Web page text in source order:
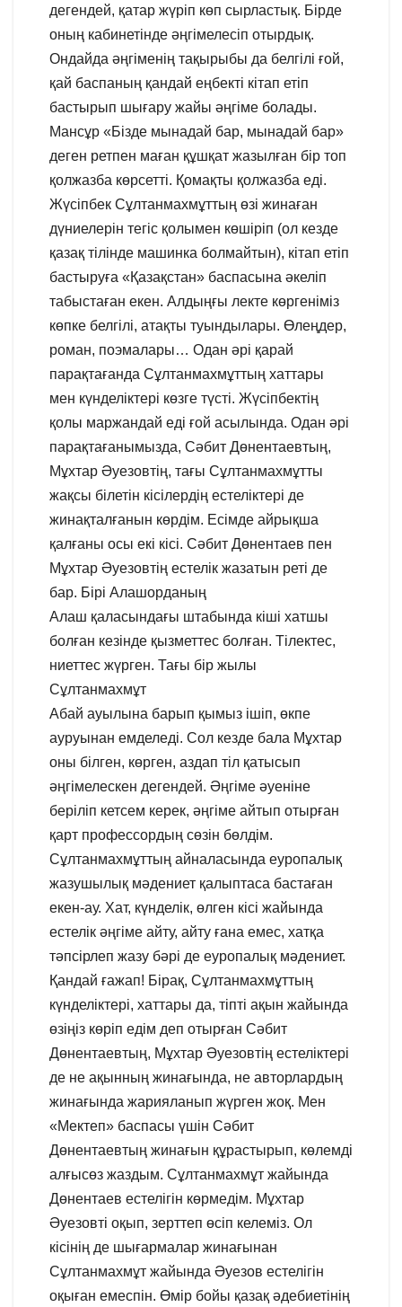
дегендей, қатар жүріп көп сырластық. Бірде
оның кабинетінде әңгімелесіп отырдық.
Ондайда әңгіменің тақырыбы да белгілі ғой,
қай баспаның қандай еңбекті кітап етіп
бастырып шығару жайы әңгіме болады.
Мансұр «Бізде мынадай бар, мынадай бар»
деген ретпен маған құшқат жазылған бір топ
қолжазба көрсетті. Қомақты қолжазба еді.
Жүсіпбек Сұлтанмахмұттың өзі жинаған
дүниелерін тегіс қолымен көшіріп (ол кезде
қазақ тілінде машинка болмайтын), кітап етіп
бастыруға «Қазақстан» баспасына әкеліп
табыстаған екен. Алдыңғы лекте көргеніміз
көпке белгілі, атақты туындылары. Өлеңдер,
роман, поэмалары… Одан әрі қарай
парақтағанда Сұлтанмахмұттың хаттары
мен күнделіктері көзге түсті. Жүсіпбектің
қолы маржандай еді ғой асылында. Одан әрі
парақтағанымызда, Сәбит Дөнентаевтың,
Мұхтар Әуезовтің, тағы Сұлтанмахмұтты
жақсы білетін кісілердің естеліктері де
жинақталғанын көрдім. Есімде айрықша
қалғаны осы екі кісі. Сәбит Дөнентаев пен
Мұхтар Әуезовтің естелік жазатын реті де
бар. Бірі Алашорданың
Алаш қаласындағы штабында кіші хатшы
болған кезінде қызметтес болған. Тілектес,
ниеттес жүрген. Тағы бір жылы
Сұлтанмахмұт
Абай ауылына барып қымыз ішіп, өкпе
ауруынан емделеді. Сол кезде бала Мұхтар
оны білген, көрген, аздап тіл қатысып
әңгімелескен дегендей. Әңгіме әуеніне
беріліп кетсем керек, әңгіме айтып отырған
қарт профессордың сөзін бөлдім.
Сұлтанмахмұттың айналасында еуропалық
жазушылық мәдениет қалыптаса бастаған
екен-ау. Хат, күнделік, өлген кісі жайында
естелік әңгіме айту, айту ғана емес, хатқа
тәпсірлеп жазу бәрі де еуропалық мәдениет.
Қандай ғажап! Бірақ, Сұлтанмахмұттың
күнделіктері, хаттары да, тіпті ақын жайында
өзіңіз көріп едім деп отырған Сәбит
Дөнентаевтың, Мұхтар Әуезовтің естеліктері
де не ақынның жинағында, не авторлардың
жинағында жарияланып жүрген жоқ. Мен
«Мектеп» баспасы үшін Сәбит
Дөнентаевтың жинағын құрастырып, көлемді
алғысөз жаздым. Сұлтанмахмұт жайында
Дөнентаев естелігін көрмедім. Мұхтар
Әуезовті оқып, зерттеп өсіп келеміз. Ол
кісінің де шығармалар жинағынан
Сұлтанмахмұт жайында Әуезов естелігін
оқыған емеспін. Өмір бойы қазақ әдебиетінің